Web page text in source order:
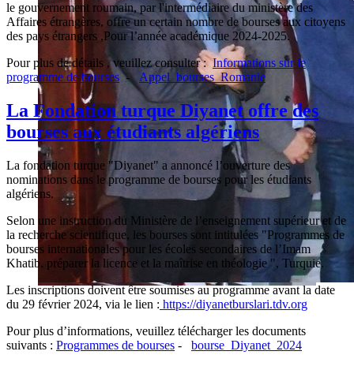
le gouvernement roumain, par l'intermédiaire du ministère des
Affaires étrangères, offre un certain nombre de bourses aux citoyens
des pays étrangers ,Pour l’année académique 2024-2025.
Pour plus de détails , veuillez consulter :Informations sur le
programme de bourses- Appel_bourses_Romanie
La Fondation turque Diyanet offre des
bourses aux étudiants algériens
La fondation turque "Diyanet" a annoncé l’ouverture des
nominations dans le programme de bourses pour les étudiants
algériens.
Selon une instruction du Ministère de l’enseignement supérieur et de
la recherche scientifique, les bourses sont intitulées "Programmes de
bourses internationales pour les écoles secondaires de l’Imam
Khatib. préparer la licence et la maîtrise en théologie ", Turquie.
Les inscriptions doivent être soumises au programme avant la date
du 29 février 2024, via le lien : https://diyanetburslari.tdv.org
Pour plus d’informations, veuillez télécharger les documents
suivants : Programmes de bourses - bourse_Diyanet_2024